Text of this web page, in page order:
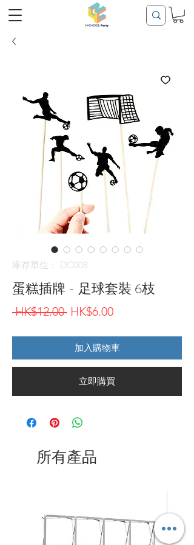
庫存單位： DC008
蛋糕插牌 - 足球套裝 6枝
HK$12.00 一
價
格
HK$6.00促
價
格
加入購物車
立即購買
所有產品